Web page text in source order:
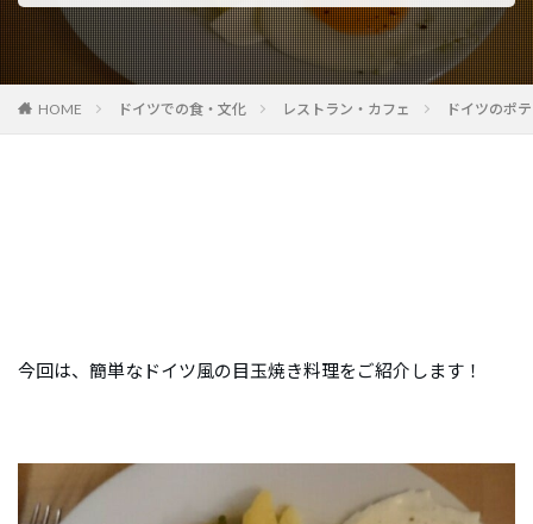
HOME ドイツでの食・文化 レストラン・カフェ ドイツのポ
今回は、簡単なドイツ風の目玉焼き料理をご紹介します！